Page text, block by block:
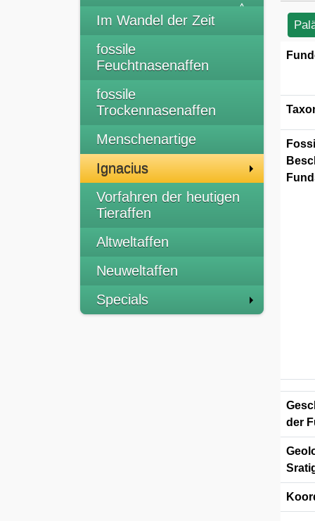
Im Wandel der Zeit
fossile
Feuchtnasenaffen
fossile
Trockennasenaffen
Menschenartige
Ignacius
Vorfahren der heutigen
Tieraffen
Altweltaffen
Neuweltaffen
Specials
der